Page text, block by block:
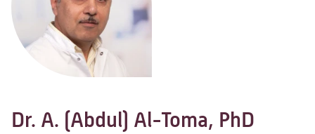
Dr. A. (Abdul) Al-Toma, PhD